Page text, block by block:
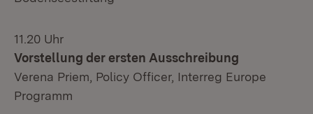
11.20 Uhr
Vorstellung der ersten Ausschreibung
Verena Priem, Policy Officer, Interreg Europe
Programm